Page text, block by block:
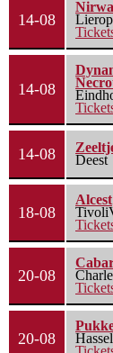
14-08
Lierop
14-08
14-08
Deest
18-08
Alcest
20-08
20-08